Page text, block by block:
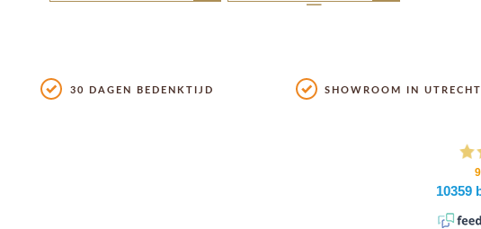
30 DAGEN BEDENKTIJD SHOWROOM IN UTRECHT